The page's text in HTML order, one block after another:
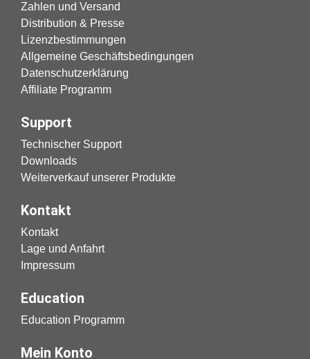
Zahlen und Versand
Distribution & Presse
Lizenzbestimmungen
Allgemeine Geschäftsbedingungen
Datenschutzerklärung
Affiliate Programm
Support
Technischer Support
Downloads
Weiterverkauf unserer Produkte
Kontakt
Kontakt
Lage und Anfahrt
Impressum
Education
Education Programm
Mein Konto